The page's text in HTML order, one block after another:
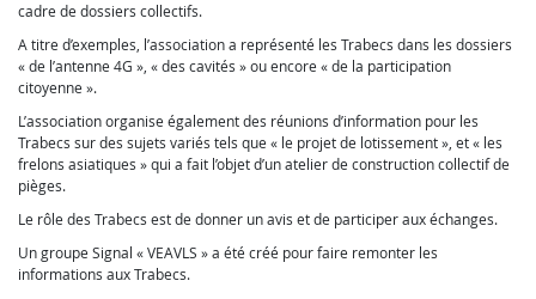
cadre de dossiers collectifs.
A titre d’exemples, l’association a représenté les Trabecs dans les dossiers
« de l’antenne 4G », « des cavités » ou encore « de la participation
citoyenne ».
L’association organise également des réunions d’information pour les
Trabecs sur des sujets variés tels que « le projet de lotissement », et « les
frelons asiatiques » qui a fait l’objet d’un atelier de construction collectif de
pièges.
Le rôle des Trabecs est de donner un avis et de participer aux échanges.
Un groupe Signal « VEAVLS » a été créé pour faire remonter les
informations aux Trabecs.